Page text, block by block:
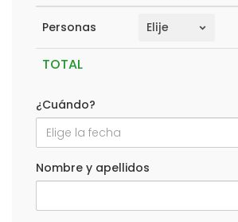
TOTAL
Personas
¿Cuándo?
Nombre y apellidos